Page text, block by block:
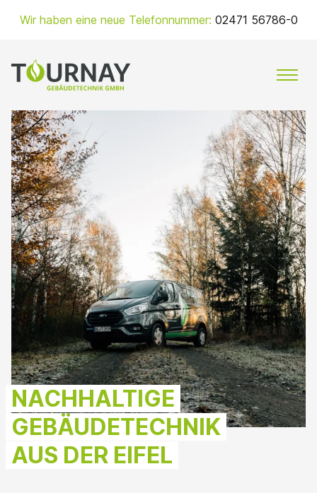
InhaltWir haben eine neue Telefonnummer: 02471 56786-0
MENÜ
NACH OBEN
NACHHALTIGE
GEBÄUDETECHNIK
AUS DER EIFEL